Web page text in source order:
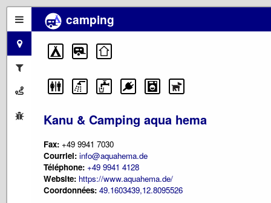
camping
Kanu & Camping aqua hema
Fax: +49 9941 7030
Courriel: info@aquahema.de
Téléphone: +49 9941 4128
Website: https://www.aquahema.de/
Coordonnées: 49.1603439,12.8095526